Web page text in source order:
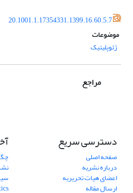
20.1001.1.17354331.1399.16.60.5.7
موضوعات
ژئوپلیتیک
مراجع
دسترسی سریع
صفحه اصلی
درباره نشریه
اعضای هیات تحریریه
ارسال مقاله